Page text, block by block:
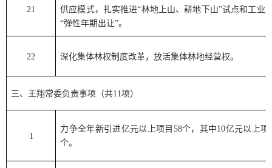
21
供应模式，扎实推进“林地上山、耕地下山”试点和工业
“弹性年期出让”。
22 深化集体林权制度改革，放活集体林地经营权。
三、 王翔常委负责事项（共11项）
1
力争全年新引进亿元以上项目 58个，其中10亿元以上项
个。